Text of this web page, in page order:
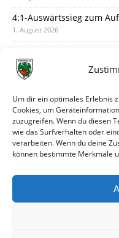
Um dir ein optimales Erlebnis
Cookies, um
zuzugreifen. Wenn du diesen
wie das Surfverhalten oder
verarbeiten. Wenn du deine
können bestimmte Merkmale
4:1-Auswärtssieg zum
1. August 2026
31. Juli 2026
30. Juli 2026
Deine Spielminute: 89+1
28. Juli 2026
Neuer Rückensponsor
Neue Podcast-Folge: So
27. Juli 2026